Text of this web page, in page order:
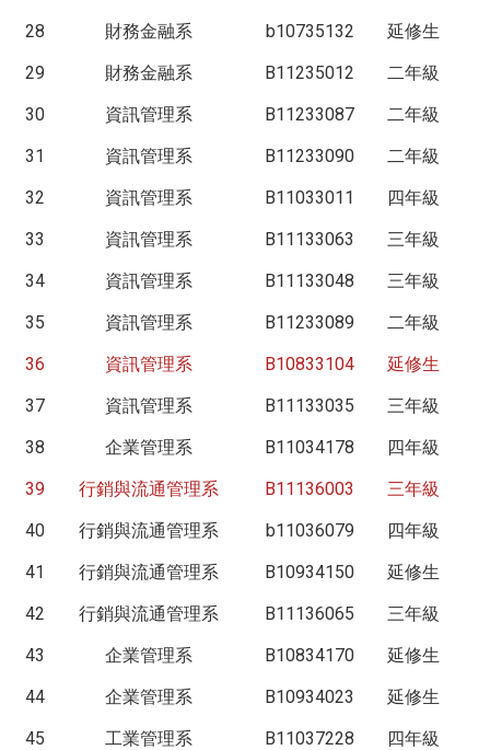
28 財務金融系 b10735132
延修生
29
財務金融系 B11235012
二年級
30
資訊管理系 B11233087
二年級
31
資訊管理系 B11233090
二年級
32
資訊管理系 B11033011
四年級
33
資訊管理系 B11133063
三年級
34
資訊管理系 B11133048
三年級
35
資訊管理系 B11233089
二年級
36
資訊管理系 B10833104
延修生
37
資訊管理系 B11133035
三年級
38
企業管理系 B11034178
四年級
39
行銷與流通管理系 B11136003
三年級
40
行銷與流通管理系 b11036079
四年級
41
行銷與流通管理系 B10934150
延修生
42
行銷與流通管理系 B11136065
三年級
43
企業管理系 B10834170
延修生
44
企業管理系 B10934023
延修生
45
工業管理系 B11037228
四年級